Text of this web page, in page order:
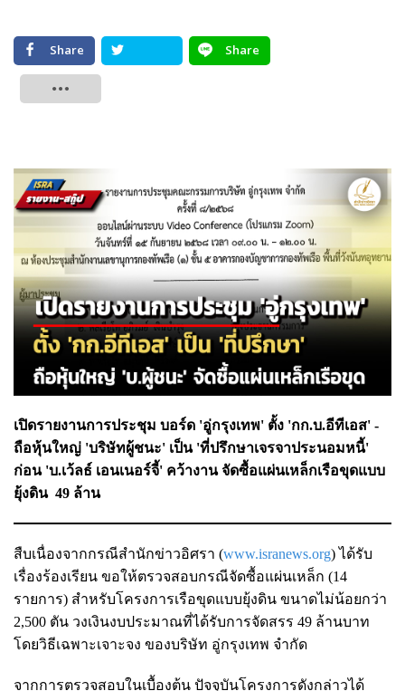
Share
Share
เปิดรายงานการประชุม บอร์ด 'อู่กรุงเทพ' ตั้ง 'กก.บ.อีทีเอส' -
ถือหุ้นใหญ่ 'บริษัทผู้ชนะ' เป็น 'ที่ปรึกษาเจรจาประนอมหนี้'
ก่อน 'บ.เว้ลธ์ เอนเนอร์จี้' คว้างาน จัดซื้อแผ่นเหล็กเรือขุดแบบ
ยุ้งดิน 49 ล้าน
สืบเนื่องจากกรณีสำนักข่าวอิศรา (www.isranews.org) ได้รับ
เรื่องร้องเรียน ขอให้ตรวจสอบกรณีจัดซื้อแผ่นเหล็ก (14
รายการ) สำหรับโครงการเรือขุดแบบยุ้งดิน ขนาดไม่น้อยกว่า
2,500 ตัน วงเงินงบประมาณที่ได้รับการจัดสรร 49 ล้านบาท
โดยวิธีเฉพาะเจาะจง ของบริษัท อู่กรุงเทพ จำกัด
จากการตรวจสอบในเบื้องต้น ปัจจุบันโครงการดังกล่าวได้